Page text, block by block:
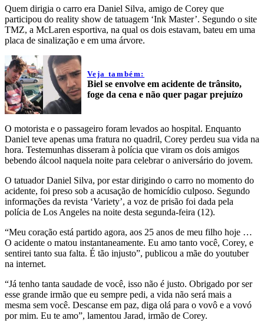
Quem dirigia o carro era Daniel Silva, amigo de Corey que
participou do reality show de tatuagem ‘Ink Master’. Segundo o site
TMZ, a McLaren esportiva, na qual os dois estavam, bateu em uma
placa de sinalização e em uma árvore.
Veja também:
Biel se envolve em acidente de trânsito,
foge da cena e não quer pagar prejuízo
O motorista e o passageiro foram levados ao hospital. Enquanto
Daniel teve apenas uma fratura no quadril, Corey perdeu sua vida na
hora. Testemunhas disseram à polícia que viram os dois amigos
bebendo álcool naquela noite para celebrar o aniversário do jovem.
O tatuador Daniel Silva, por estar dirigindo o carro no momento do
acidente, foi preso sob a acusação de homicídio culposo. Segundo
informações da revista ‘Variety’, a voz de prisão foi dada pela
polícia de Los Angeles na noite desta segunda-feira (12).
“Meu coração está partido agora, aos 25 anos de meu filho hoje …
O acidente o matou instantaneamente. Eu amo tanto você, Corey, e
sentirei tanto sua falta. É tão injusto”, publicou a mãe do youtuber
na internet.
“Já tenho tanta saudade de você, isso não é justo. Obrigado por ser
esse grande irmão que eu sempre pedi, a vida não será mais a
mesma sem você. Descanse em paz, diga olá para o vovô e a vovó
por mim. Eu te amo”, lamentou Jarad, irmão de Corey.